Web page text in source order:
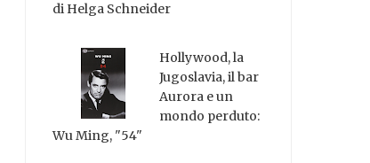
di Helga Schneider
Hollywood, la
Jugoslavia, il bar
Aurora e un
mondo perduto:
Wu Ming, "54"